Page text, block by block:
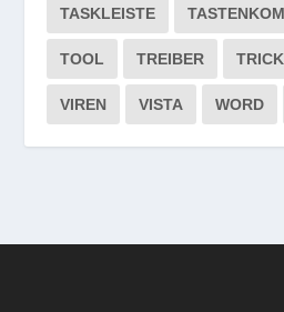
TASKLEISTE
TOOL TREIBER TRICK
VIREN VISTA WORD